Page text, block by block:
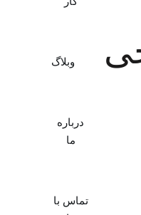
وبلاگ
درباره
ما
تماس با